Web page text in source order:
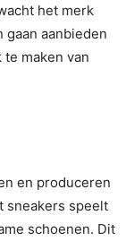
het merk
gaan aanbieden
maken van
en produceren
sneakers speelt
schoenen. Dit